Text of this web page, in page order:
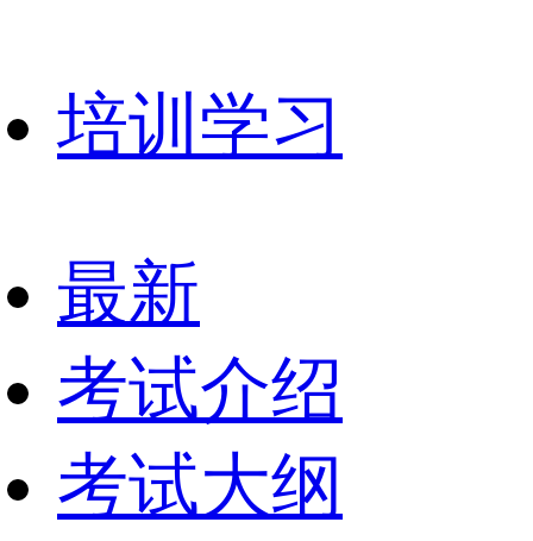
培训学习
最新
考试介绍
考试大纲